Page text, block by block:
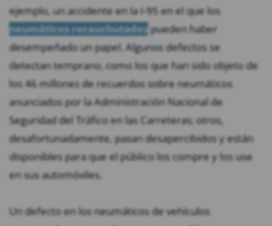
ejemplo, un accidente en la I-95 en el que los
neumáticos recauchutadospueden haber
desempeñado un papel. Algunos defectos se
detectan temprano, como los que han sido objeto de
los 46 millones de recuerdos sobre neumáticos
anunciados por la Administración Nacional de
Seguridad del Tráfico en las Carreteras; otros,
desafortunadamente, pasan desapercibidos y están
disponibles para que el público los compre y los use
en sus automóviles.
Un defecto en los neumáticos de vehículos